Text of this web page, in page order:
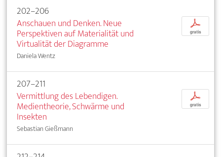
202–206
Anschauen und Denken. Neue
Perspektiven auf Materialität und
Virtualität der Diagramme
Daniela Wentz
p
gratis
207–211
Vermittlung des Lebendigen.
Medientheorie, Schwärme und
Insekten
Sebastian Gießmann
p
gratis